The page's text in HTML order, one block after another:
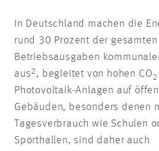
In Deutschland machen die
rund 30 Prozent der gesamten
Betriebsausgaben
aus2 , begleitet von hohen CO2
Photovoltaik-Anlagen auf
Gebäuden, besonders denen
Tagesverbrauch wie Schulen
Sporthallen, sind daher auch